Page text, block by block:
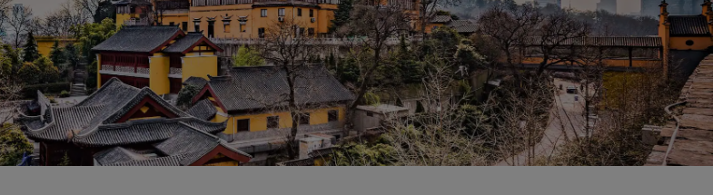
Møder og arrangementer
Opdag Radisson Meetings
Book et mødelokale
Anmod om et tilbud
Destinationer til events
Brancheløsninger
Rejseideer
Familievenlige hoteller
Rad Pets
Bryllupslokaler
Bæredygtige ophold
Ophold for sportshold